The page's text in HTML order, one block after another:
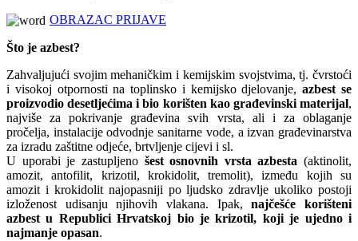
OBRAZAC PRIJAVE
Što je azbest?
Zahvaljujući svojim mehaničkim i kemijskim svojstvima, tj. čvrstoći
i visokoj otpornosti na toplinsko i kemijsko djelovanje,azbest se
proizvodio desetljećima i bio korišten kao građevinski materijal,
najviše za pokrivanje građevina svih vrsta, ali i za oblaganje
pročelja, instalacije odvodnje sanitarne vode, a izvan građevinarstva
za izradu zaštitne odjeće, brtvljenje cijevi i sl.
U uporabi je zastupljeno šest osnovnih vrsta azbesta (aktinolit,
amozit, antofilit, krizotil, krokidolit, tremolit), između kojih su
amozit i krokidolit najopasniji po ljudsko zdravlje ukoliko postoji
izloženost udisanju njihovih vlakana. Ipak,najčešće korišteni
azbest u Republici Hrvatskoj bio je krizotil, koji je ujedno i
najmanje opasan.